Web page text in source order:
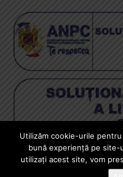
Copyright © 2024 Squad
Arme Airsoft - Livrare din
Utilizăm cookie-urile
bună experiență pe site-
utilizați acest site, vom